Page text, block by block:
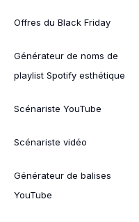
Offres du Black Friday
Générateur de noms de
playlist Spotify esthétique
Scénariste YouTube
Scénariste vidéo
Générateur de balises
YouTube